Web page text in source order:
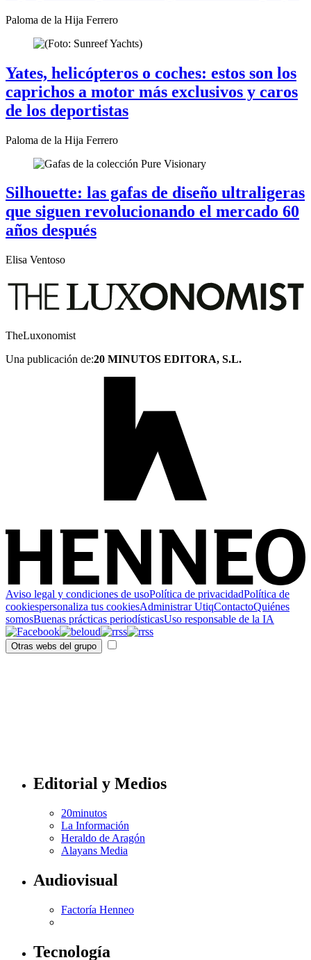
Paloma de la Hija Ferrero
Yates, helicópteros o coches: estos son los
caprichos a motor más exclusivos y caros
de los deportistas
Paloma de la Hija Ferrero
Silhouette: las gafas de diseño ultraligeras
que siguen revolucionando el mercado 60
años después
Elisa Ventoso
TheLuxonomist
Una publicación de:20 MINUTOS EDITORA, S.L.
Aviso legal y condiciones de usoPolítica de privacidadPolítica de
cookiespersonaliza tus cookiesAdministrar UtiqContactoQuiénes
somosBuenas prácticas periodísticasUso responsable de la IA
Otras webs del grupo
Editorial y Medios
20minutos
La Información
Heraldo de Aragón
Alayans Media
Audiovisual
Factoría Henneo
Tecnología